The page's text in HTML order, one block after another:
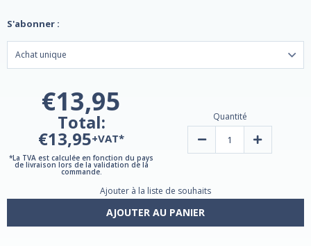
S'abonner :
€13,95
Total:
€13,95+VAT*
*La TVA est calculée en fonction du pays
de livraison lors de la validation de la
commande.
Quantité
Diminuer
de
peau
et
d'ongles
-
Augmenter
peau
-
Ajouter à la liste de souhaits
AJOUTER AU PANIER